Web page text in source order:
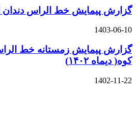
گزارش پیمایش خط الراس دندان
1403-06-10
گزارش پیمایش زمستانه خط
کوه( دیماه ۱۴۰۲)
1402-11-22